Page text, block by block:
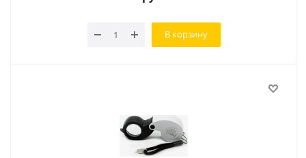
В корзину